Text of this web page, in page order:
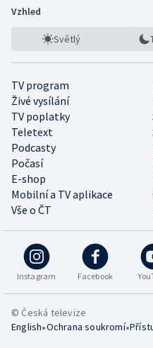
Vzhled
Světlý
TV program
Živé vysílání
TV poplatky
Teletext
Podcasty
Počasí
E-shop
Mobilní a TV aplikace
Vše o ČT
Instagram Facebook
© Česká televize
English•Ochrana soukromí•